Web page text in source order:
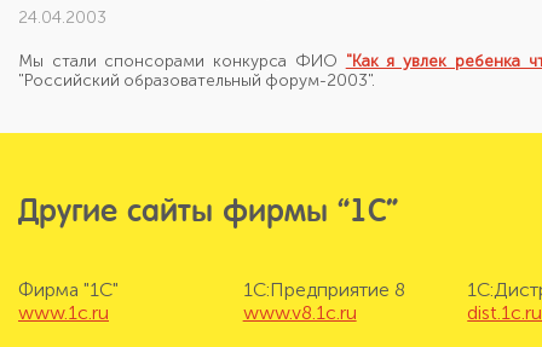
24.04.2003
Мы стали спонсорами конкурса ФИО "Как я увлек ребенка
"Российский образовательный форум-2003".
Другие сайты фирмы “1С”
Фирма "1С"
www.1c.ru
1С:Предприятие 8
www.v8.1c.ru
dist.1c.ru